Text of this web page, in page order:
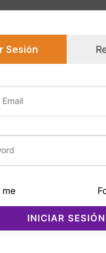
cálida y
Warm Peach
El
elegante.
de las variantes
Sesión
me
INICIAR SESIÓN